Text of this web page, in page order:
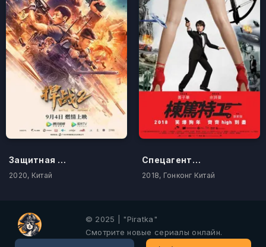
Защитная битва 2
2020, Китай
Спецагент мистер Чан
2018, Гонконг Китай
© 2025 | "Piratka"
Смотрите новые сериалы онлайн.